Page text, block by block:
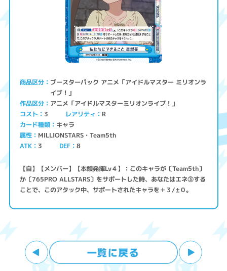
商品区分 ブースターパック アニメ「アイドルマスター ミリオンラ
イブ！」
作品区分 アニメ「アイドルマスターミリオンライブ！」
コスト 3 レアリティ R
カード種類 キャラ
属性 MILLIONSTARS・Team5th
ATK 3 DEF 8
【自】【メンバー】【本領発揮Lv４】：このキャラが〔Team5th〕
か〔765PRO ALLSTARS〕をサポートした時、あなたはエネ③する
ことで、このアタック中、サポートされたキャラを＋３/±０。